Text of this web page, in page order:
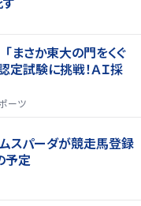
まさか東大の門をくぐ
試験に挑戦！ＡＩ採
ーツ
スパーダが競走馬登録
予定